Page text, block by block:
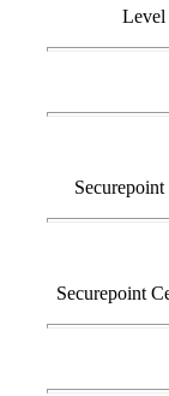
Level
Securepoint